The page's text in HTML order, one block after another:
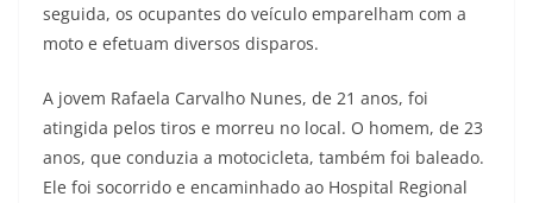
seguida, os ocupantes do veículo emparelham com a
moto e efetuam diversos disparos.
A jovem Rafaela Carvalho Nunes, de 21 anos, foi
atingida pelos tiros e morreu no local. O homem, de 23
anos, que conduzia a motocicleta, também foi baleado.
Ele foi socorrido e encaminhado ao Hospital Regional